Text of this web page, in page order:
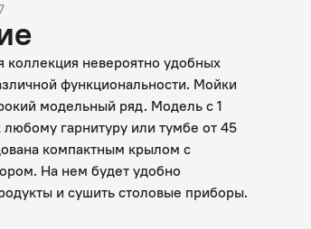
коллекция невероятно удобных
функциональности. Мойки
модельный ряд. Модель с 1
гарнитуру или тумбе от 45
компактным крылом с
На нем будет удобно
и сушить столовые приборы.